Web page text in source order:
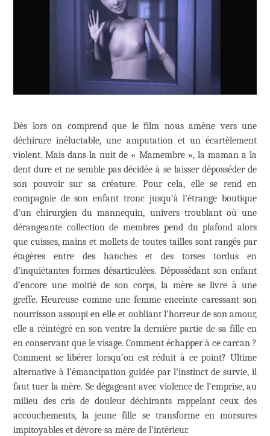
Dès lors on comprend que le film nous amène vers une
déchirure inéluctable, une amputation et un écartèlement
violent. Mais dans la nuit de « Mamembre », la maman a la
dent dure et ne semble pas décidée à se laisser déposséder de
son pouvoir sur sa créature. Pour cela, elle se rend en
compagnie de son enfant tronc jusqu’à l’étrange boutique
d’un chirurgien du mannequin, univers troublant où une
dérangeante collection de membres pend du plafond alors
que cuisses, mains et mollets de toutes tailles sont rangés par
étagères entre des hanches et des torses tordus en
d’inquiétantes formes désarticulées. Dépossédant son enfant
d’encore une moitié de son corps, la mère se livre à une
greffe. Heureuse comme une femme enceinte caressant son
nourrisson assoupi en elle et oubliant l’horreur de son amour,
elle a réintégré en son ventre la dernière partie de sa fille en
en conservant que le visage. Comment échapper à ce carcan ?
Comment se libérer lorsqu’on est réduit à ce point? Ultime
alternative à l’émancipation guidée par l’instinct de survie, il
faut tuer la mère. Se dégageant avec violence de l’emprise, au
milieu des cris de douleur déchirants rappelant ceux des
accouchements, la jeune fille se transforme en morsures
impitoyables et dévore sa mère de l’intérieur.